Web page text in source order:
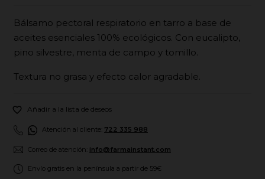
Bálsamo pectoral respiratorio en tarro a base de
aceites esenciales 100% ecológicos. Con eucalipto,
pino silvestre, menta de campo y tomillo.
Textura no grasa y efecto calor agradable.
 Añadir a la lista de deseos
Atención al cliente: 722 335 988
Correo de atención: info@farmainstant.com
Envío gratis en la península a partir de 59€